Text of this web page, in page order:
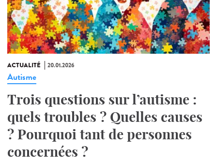
ACTUALITÉ 20.01.2026
Autisme
Trois questions sur l’autisme :
quels troubles ? Quelles causes
? Pourquoi tant de personnes
concernées ?